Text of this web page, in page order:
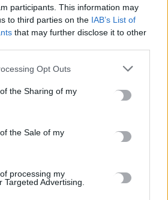
participants. This information may
to third parties on the IAB’s List of
that may further disclose it to other
Opt Outs
the Sharing of my
the Sale of my
processing my
Targeted Advertising.
καλοκαίρι: Ποιες τροφές προκαλούν
από 28 Αυγούστου για τις
εκατ. ευρώ για διαπλάτυνση του
Δρόμου